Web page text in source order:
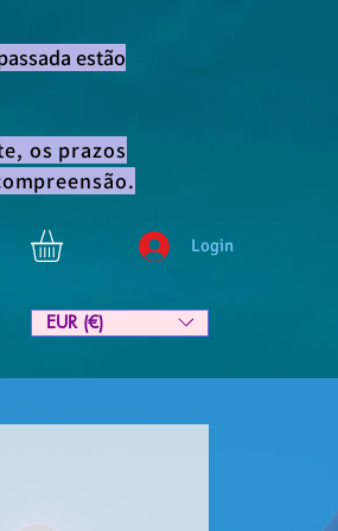
Login
estão
os prazos
EUR (€)